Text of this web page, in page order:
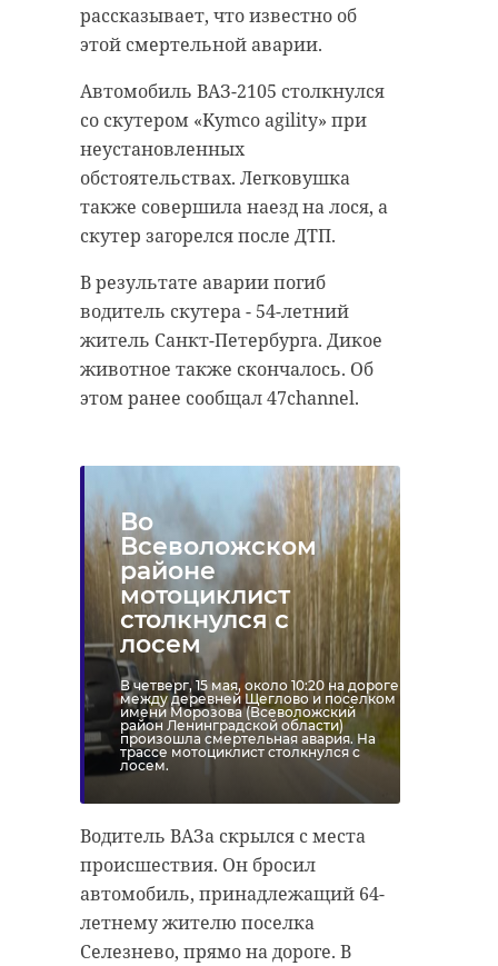
рассказывает, что известно об
этой смертельной аварии.
Автомобиль ВАЗ-2105 столкнулся
со скутером «Kymco agility» при
неустановленных
обстоятельствах. Легковушка
также совершила наезд на лося, а
скутер загорелся после ДТП.
В результате аварии погиб
водитель скутера - 54-летний
житель Санкт-Петербурга. Дикое
животное также скончалось. Об
этом ранее сообщал 47channel.
Во
Всеволожском
районе
мотоциклист
столкнулся с
лосем
В четверг, 15 мая, около 10:20 на дороге
между деревней Щеглово и поселком
имени Морозова (Всеволожский
район Ленинградской области)
произошла смертельная авария. На
трассе мотоциклист столкнулся с
лосем.
Водитель ВАЗа скрылся с места
происшествия. Он бросил
автомобиль, принадлежащий 64-
летнему жителю поселка
Селезнево, прямо на дороге. В